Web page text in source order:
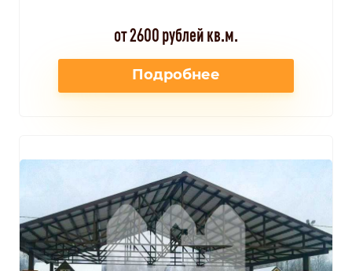
от 2600 рублей кв.м.
Подробнее